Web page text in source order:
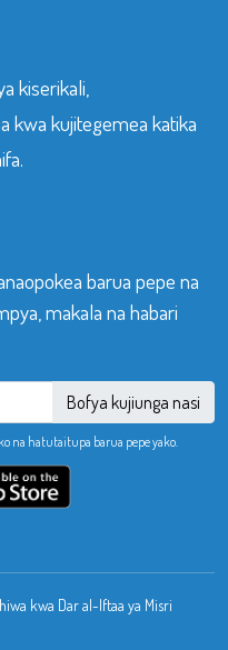
kiserikali,
kwa kujitegemea katika
barua pepe na
makala na habari
Bofya kujiunga nasi
na hatutaitupa barua pepe yako.
kwa Dar al-Iftaa ya Misri